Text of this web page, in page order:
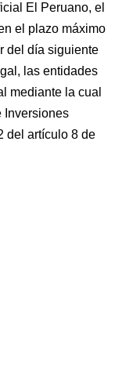
El Peruano, el
el plazo máximo
del día siguiente
las entidades
mediante la cual
Inversiones
del artículo 8 de